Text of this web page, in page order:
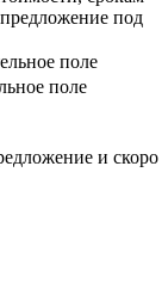
под
поле
поле
и скоро